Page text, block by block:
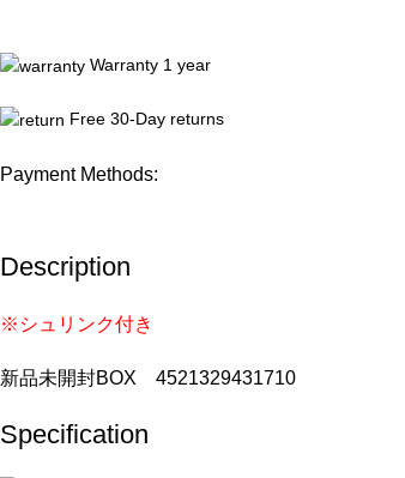
Warranty 1 year
Free 30-Day returns
Payment Methods:
Description
※シュリンク付き
新品未開封BOX 4521329431710
Specification